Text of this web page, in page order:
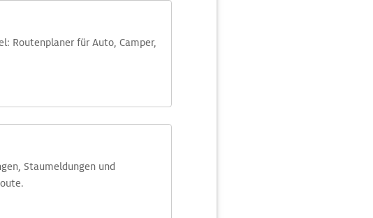
Routen­planer für Auto, Camper,
Stau­meldungen und